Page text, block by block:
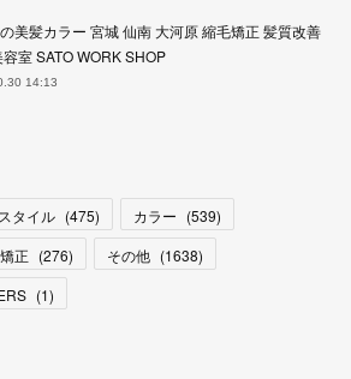
美髪カラー 宮城 仙南 大河原 縮毛矯正 髪質改善
室 SATO WORK SHOP
14:13
タイル (475) カラー (539)
正 (276) その他 (1638)
(1)